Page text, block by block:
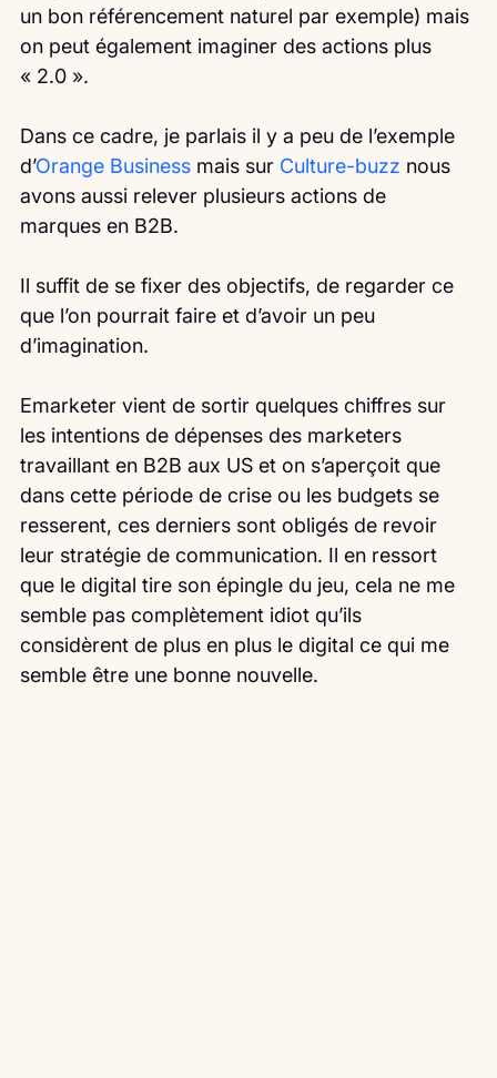
un bon référencement naturel par exemple) mais
on peut également imaginer des actions plus
« 2.0 ».
Dans ce cadre, je parlais il y a peu de l’exemple
d’Orange Business mais sur Culture-buzz nous
avons aussi relever plusieurs actions de
marques en B2B.
Il suffit de se fixer des objectifs, de regarder ce
que l’on pourrait faire et d’avoir un peu
d’imagination.
Emarketer vient de sortir quelques chiffres sur
les intentions de dépenses des marketers
travaillant en B2B aux US et on s’aperçoit que
dans cette période de crise ou les budgets se
resserent, ces derniers sont obligés de revoir
leur stratégie de communication. Il en ressort
que le digital tire son épingle du jeu, cela ne me
semble pas complètement idiot qu’ils
considèrent de plus en plus le digital ce qui me
semble être une bonne nouvelle.